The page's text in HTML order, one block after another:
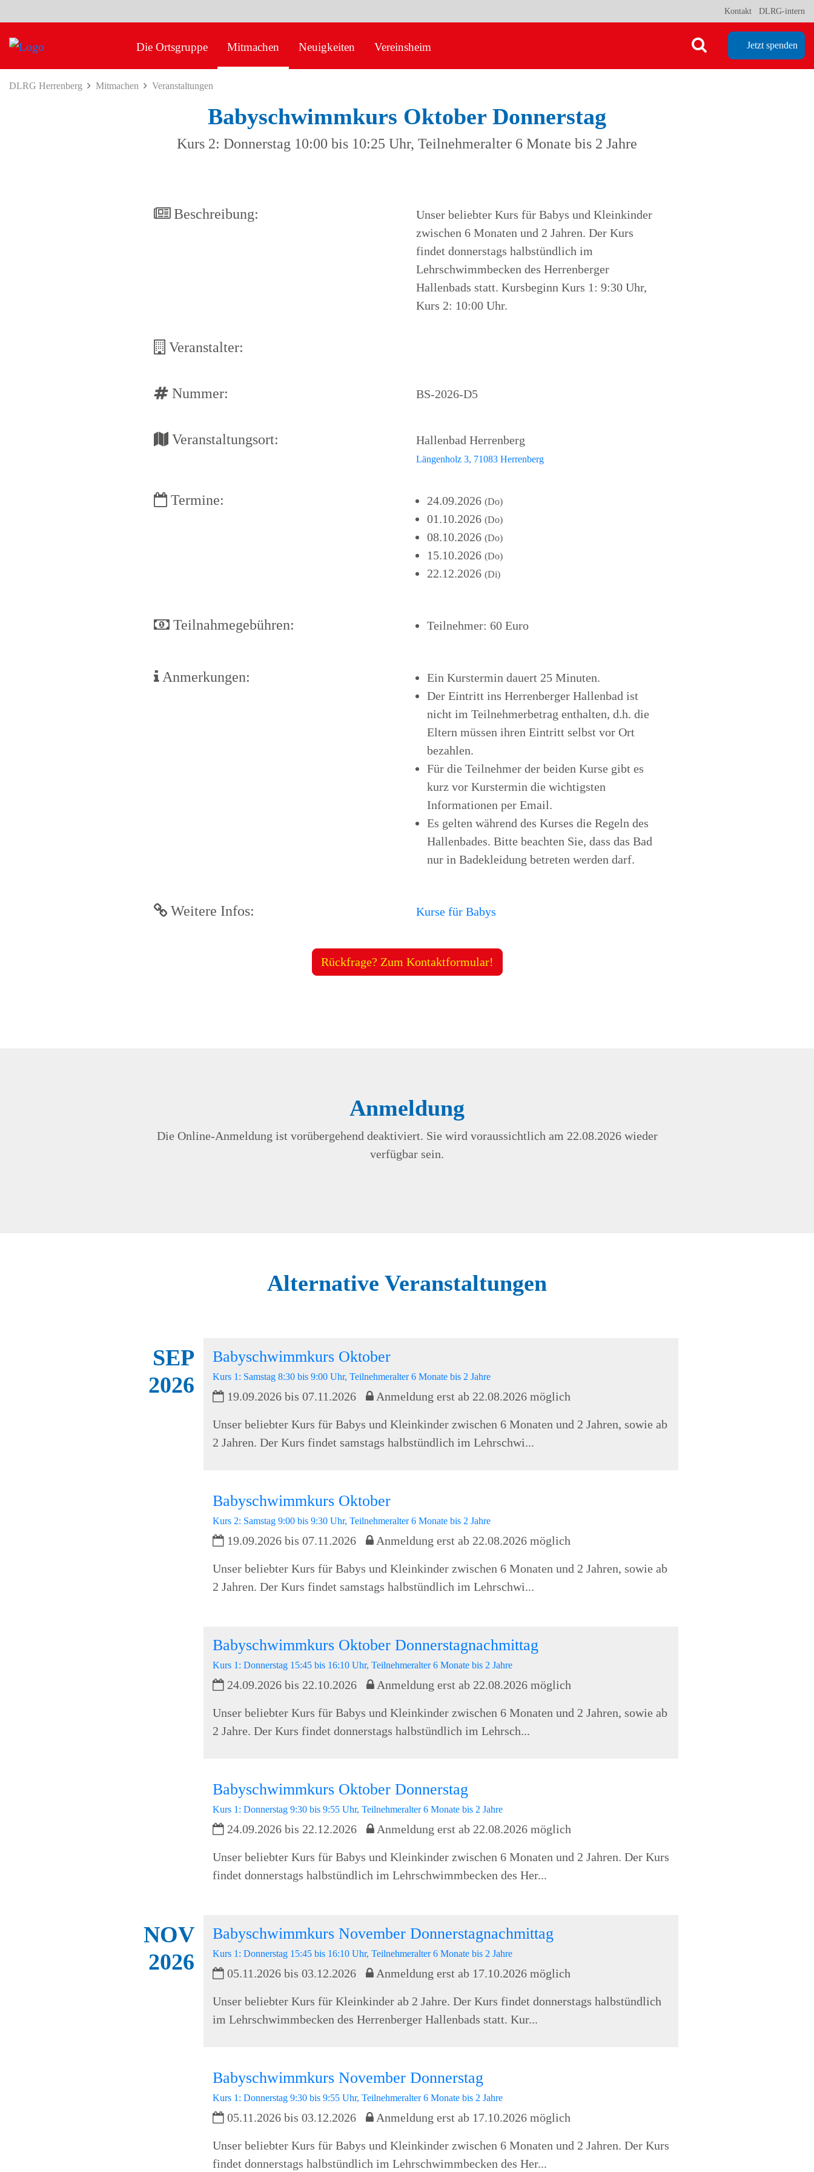
Kontakt DLRG-intern
Die Ortsgruppe Mitmachen Neuigkeiten Vereinsheim Jetzt spenden
DLRG Herrenberg Mitmachen Veranstaltungen
Babyschwimmkurs Oktober Donnerstag
Kurs 2: Donnerstag 10:00 bis 10:25 Uhr, Teilnehmeralter 6 Monate bis 2 Jahre
Beschreibung:
Unser beliebter Kurs für Babys und Kleinkinder
zwischen 6 Monaten und 2 Jahren. Der Kurs
findet donnerstags halbstündlich im
Lehrschwimmbecken des Herrenberger
Hallenbads statt. Kursbeginn Kurs 1: 9:30 Uhr,
Kurs 2: 10:00 Uhr.
Veranstalter:
Nummer: BS-2026-D5
Veranstaltungsort: Hallenbad Herrenberg
Längenholz 3, 71083 Herrenberg
Termine: 24.09.2026 (Do)
01.10.2026 (Do)
08.10.2026 (Do)
15.10.2026 (Do)
22.12.2026 (Di)
Teilnahmegebühren: Teilnehmer: 60 Euro
Anmerkungen:
Ein Kurstermin dauert 25 Minuten.
Der Eintritt ins Herrenberger Hallenbad ist
nicht im Teilnehmerbetrag enthalten, d.h. die
Eltern müssen ihren Eintritt selbst vor Ort
bezahlen.
Für die Teilnehmer der beiden Kurse gibt es
kurz vor Kurstermin die wichtigsten
Informationen per Email.
Es gelten während des Kurses die Regeln des
Hallenbades. Bitte beachten Sie, dass das Bad
nur in Badekleidung betreten werden darf.
Weitere Infos: Kurse für Babys
Rückfrage? Zum Kontaktformular!
Anmeldung
Die Online-Anmeldung ist vorübergehend deaktiviert. Sie wird voraussichtlich am 22.08.2026 wieder
verfügbar sein.
Alternative Veranstaltungen
SEP
2026
Babyschwimmkurs Oktober
Kurs 1: Samstag 8:30 bis 9:00 Uhr, Teilnehmeralter 6 Monate bis 2 Jahre
19.09.2026 bis 07.11.2026 Anmeldung erst ab 22.08.2026 möglich
Unser beliebter Kurs für Babys und Kleinkinder zwischen 6 Monaten und 2 Jahren, sowie ab
2 Jahren. Der Kurs findet samstags halbstündlich im Lehrschwi...
Babyschwimmkurs Oktober
Kurs 2: Samstag 9:00 bis 9:30 Uhr, Teilnehmeralter 6 Monate bis 2 Jahre
19.09.2026 bis 07.11.2026 Anmeldung erst ab 22.08.2026 möglich
Unser beliebter Kurs für Babys und Kleinkinder zwischen 6 Monaten und 2 Jahren, sowie ab
2 Jahren. Der Kurs findet samstags halbstündlich im Lehrschwi...
Babyschwimmkurs Oktober Donnerstagnachmittag
Kurs 1: Donnerstag 15:45 bis 16:10 Uhr, Teilnehmeralter 6 Monate bis 2 Jahre
24.09.2026 bis 22.10.2026 Anmeldung erst ab 22.08.2026 möglich
Unser beliebter Kurs für Babys und Kleinkinder zwischen 6 Monaten und 2 Jahren, sowie ab
2 Jahre. Der Kurs findet donnerstags halbstündlich im Lehrsch...
Babyschwimmkurs Oktober Donnerstag
Kurs 1: Donnerstag 9:30 bis 9:55 Uhr, Teilnehmeralter 6 Monate bis 2 Jahre
24.09.2026 bis 22.12.2026 Anmeldung erst ab 22.08.2026 möglich
Unser beliebter Kurs für Babys und Kleinkinder zwischen 6 Monaten und 2 Jahren. Der Kurs
findet donnerstags halbstündlich im Lehrschwimmbecken des Her...
NOV
2026
Babyschwimmkurs November Donnerstagnachmittag
Kurs 1: Donnerstag 15:45 bis 16:10 Uhr, Teilnehmeralter 6 Monate bis 2 Jahre
05.11.2026 bis 03.12.2026 Anmeldung erst ab 17.10.2026 möglich
Unser beliebter Kurs für Kleinkinder ab 2 Jahre. Der Kurs findet donnerstags halbstündlich
im Lehrschwimmbecken des Herrenberger Hallenbads statt. Kur...
Babyschwimmkurs November Donnerstag
Kurs 1: Donnerstag 9:30 bis 9:55 Uhr, Teilnehmeralter 6 Monate bis 2 Jahre
05.11.2026 bis 03.12.2026 Anmeldung erst ab 17.10.2026 möglich
Unser beliebter Kurs für Babys und Kleinkinder zwischen 6 Monaten und 2 Jahren. Der Kurs
findet donnerstags halbstündlich im Lehrschwimmbecken des Her...